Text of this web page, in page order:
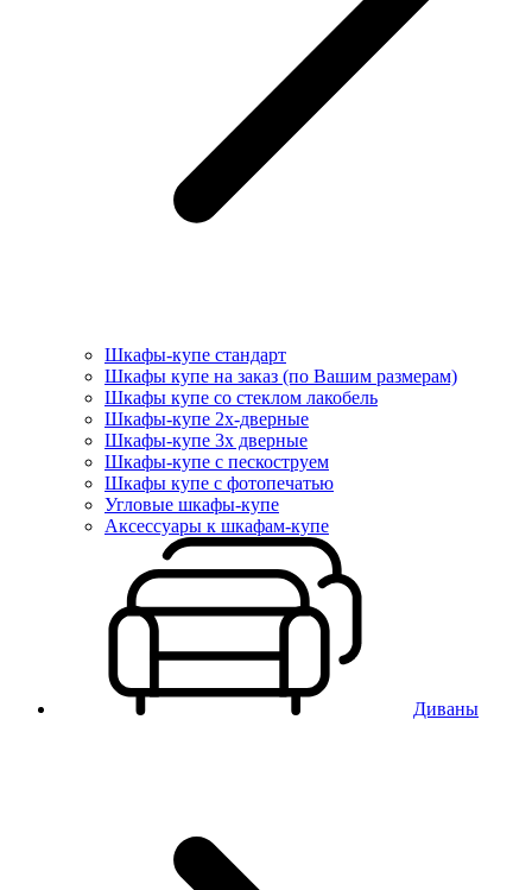
Шкафы-купе стандарт
Шкафы купе на заказ (по Вашим размерам)
Шкафы купе со стеклом лакобель
Шкафы-купе 2х-дверные
Шкафы-купе 3х дверные
Шкафы-купе с пескоструем
Шкафы купе с фотопечатью
Угловые шкафы-купе
Аксессуары к шкафам-купе
Диваны